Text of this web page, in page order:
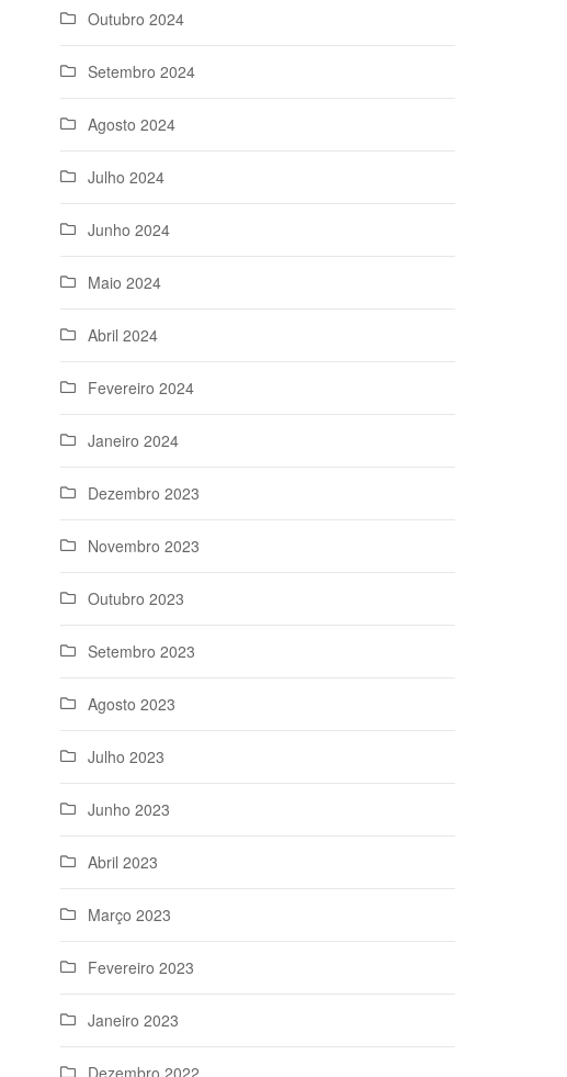
Outubro 2024
Setembro 2024
Agosto 2024
Julho 2024
Junho 2024
Maio 2024
Abril 2024
Fevereiro 2024
Janeiro 2024
Dezembro 2023
Novembro 2023
Outubro 2023
Setembro 2023
Agosto 2023
Julho 2023
Junho 2023
Abril 2023
Março 2023
Fevereiro 2023
Janeiro 2023
Dezembro 2022